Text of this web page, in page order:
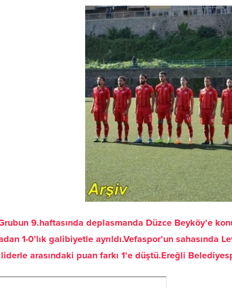
9.haftasında deplasmanda Düzce Beyköy’e
1-0’lık galibiyetle ayrıldı.Vefaspor’un
liderle arasındaki puan farkı 1’e düştü.Ereğli